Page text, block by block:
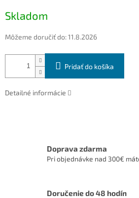
cena:
Skladom
Môžeme doručiť do:11.8.2026
Pridať do košíka
Detailné informácie
Doprava zdarma
Pri objednávke nad 300€
Doručenie do 48 hodín